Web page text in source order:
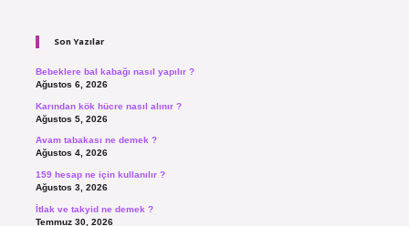
Son Yazılar
Bebeklere bal kabağı nasıl yapılır ?
Ağustos 6, 2026
Karından kök hücre nasıl alınır ?
Ağustos 5, 2026
Avam tabakası ne demek ?
Ağustos 4, 2026
159 hesap ne için kullanılır ?
Ağustos 3, 2026
İtlak ve takyid ne demek ?
Temmuz 30, 2026